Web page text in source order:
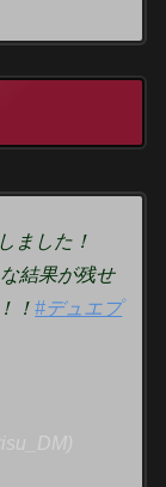
ました！
結果が残せ
！#デュエプ